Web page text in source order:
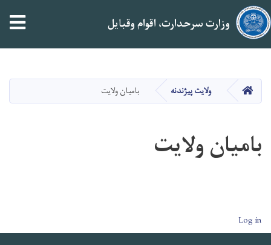
main
content
وزارت سرحدارت، اقوام وقبایل
صفحه اصلیولایت پیژندنه بامیان ولایت
بامیان ولایت
User account menu
Log in